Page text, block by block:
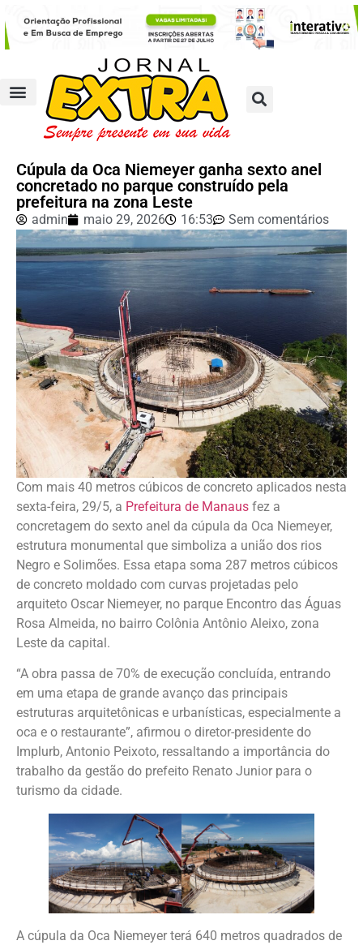
Cúpula da Oca Niemeyer ganha sexto anel
concretado no parque construído pela
prefeitura na zona Leste
admin maio 29, 2026 16:53 Sem comentários
Com mais 40 metros cúbicos de concreto aplicados nesta
sexta-feira, 29/5, a Prefeitura de Manaus fez a
concretagem do sexto anel da cúpula da Oca Niemeyer,
estrutura monumental que simboliza a união dos rios
Negro e Solimões. Essa etapa soma 287 metros cúbicos
de concreto moldado com curvas projetadas pelo
arquiteto Oscar Niemeyer, no parque Encontro das Águas
Rosa Almeida, no bairro Colônia Antônio Aleixo, zona
Leste da capital.
“A obra passa de 70% de execução concluída, entrando
em uma etapa de grande avanço das principais
estruturas arquitetônicas e urbanísticas, especialmente a
oca e o restaurante”, afirmou o diretor-presidente do
Implurb, Antonio Peixoto, ressaltando a importância do
trabalho da gestão do prefeito Renato Junior para o
turismo da cidade.
A cúpula da Oca Niemeyer terá 640 metros quadrados de